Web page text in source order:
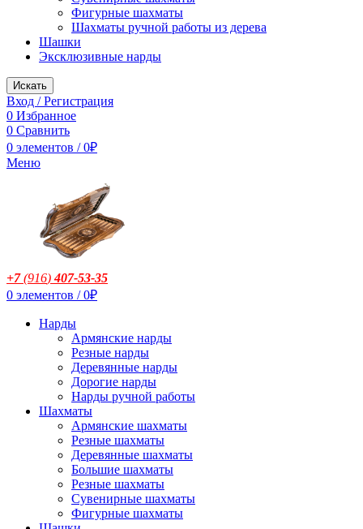
Фигурные шахматы
Шахматы ручной работы из дерева
Шашки
Эксклюзивные нарды
Искать
Вход / Регистрация
0 Избранное
0 Сравнить
0 элементов / 0₽
Меню
+7(916)407-53-35
0 элементов / 0₽
Нарды
Армянские нарды
Резные нарды
Деревянные нарды
Дорогие нарды
Нарды ручной работы
Шахматы
Армянские шахматы
Резные шахматы
Деревянные шахматы
Большие шахматы
Резные шахматы
Сувенирные шахматы
Фигурные шахматы